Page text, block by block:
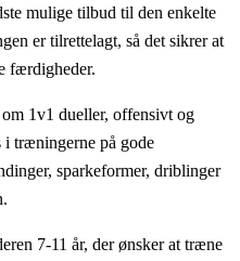
mulige tilbud til den enkelte
er tilrettelagt, så det sikrer at
færdigheder.
1v1 dueller, offensivt og
i træningerne på gode
sparkeformer, driblinger
7-11 år, der ønsker at træne